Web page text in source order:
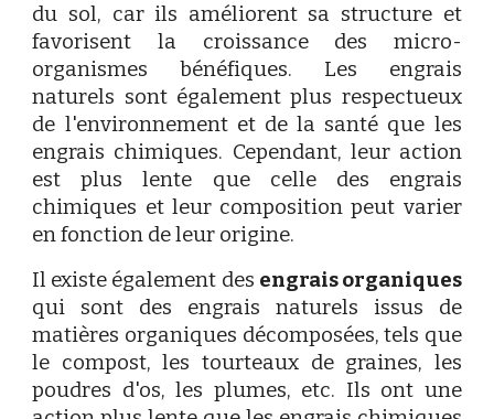
du sol, car ils améliorent sa structure et
favorisent la croissance des micro-
organismes bénéfiques. Les engrais
naturels sont également plus respectueux
de l'environnement et de la santé que les
engrais chimiques. Cependant, leur action
est plus lente que celle des engrais
chimiques et leur composition peut varier
en fonction de leur origine.
Il existe également des engrais organiques
qui sont des engrais naturels issus de
matières organiques décomposées, tels que
le compost, les tourteaux de graines, les
poudres d'os, les plumes, etc. Ils ont une